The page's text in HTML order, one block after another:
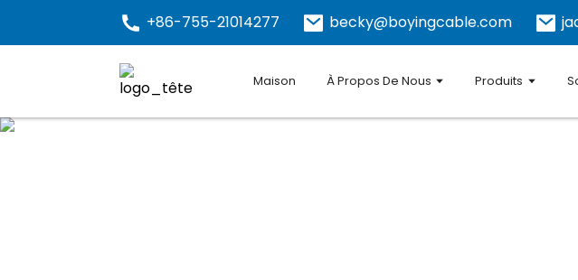
+86-755-21014277 becky@boyingcable.com
Maison À Propos De Nous Produits